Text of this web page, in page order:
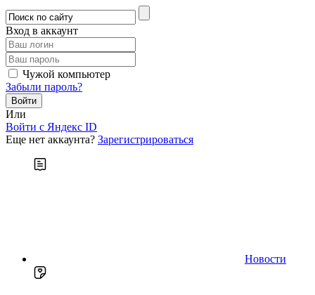
Вход в аккаунт
Чужой компьютер
Забыли пароль?
Или
Войти c Яндекс ID
Еще нет аккаунта? Зарегистрироваться
Новости